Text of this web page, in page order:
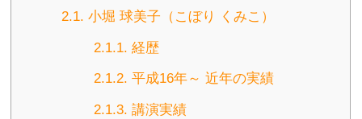
2.1. 小堀 球美子（こぼり くみこ）
2.1.1. 経歴
2.1.2. 平成16年～ 近年の実績
2.1.3. 講演実績